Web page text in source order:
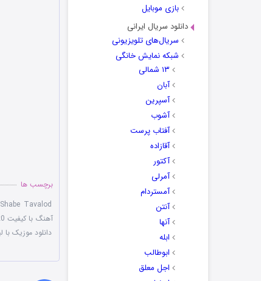
بازی موبایل
دانلود سریال ایرانی
سریال‌های تلویزیونی
شبکه نمایش خانگی
۱۳ شمالی
آبان
آسپرین
آشوب
آفتاب پرست
آقازاده
آکتور
آمرلی
آمستردام
آنتن
آنها
ابله
ابوطالب
اجل معلق
برچسب ها
Shabe Tavalod
آهنگ با کیفیت 320
دانلود موزیک